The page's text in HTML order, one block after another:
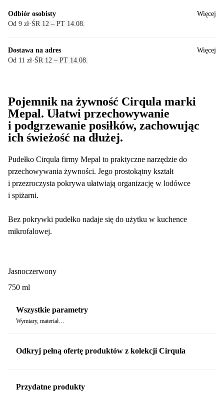
Odbiór osobisty
Od 9 zł· ŚR 12 – PT 14.08.
Więcej
Dostawa na adres
Od 11 zł· ŚR 12 – PT 14.08.
Więcej
Pojemnik na żywność Cirqula marki
Mepal. Ułatwi przechowywanie
i podgrzewanie posiłków, zachowując
ich świeżość na dłużej.
Pudełko Cirqula firmy Mepal to praktyczne narzędzie do
przechowywania żywności. Jego prostokątny kształt
i przezroczysta pokrywa ułatwiają organizację w lodówce
i spiżarni.
Bez pokrywki pudełko nadaje się do użytku w kuchence
mikrofalowej.
Jasnoczerwony
750 ml
Wszystkie parametry
Wymiary, materiał…
Odkryj pełną ofertę produktów z kolekcji Cirqula
Przydatne produkty